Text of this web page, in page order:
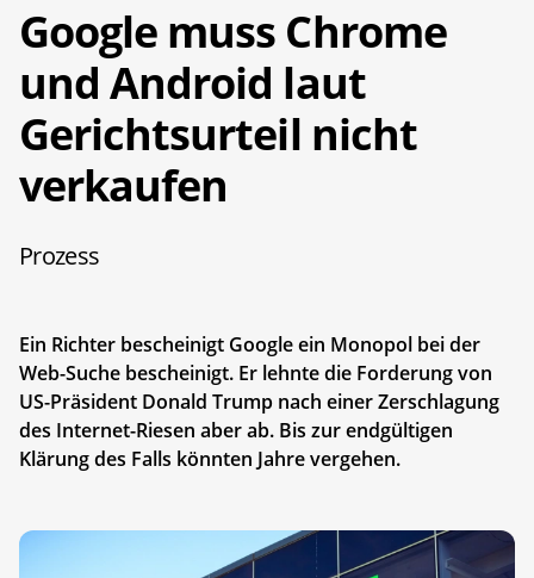
Google muss Chrome
und Android laut
Gerichtsurteil nicht
verkaufen
Prozess
Ein Richter bescheinigt Google ein Monopol bei der
Web-Suche bescheinigt. Er lehnte die Forderung von
US-Präsident Donald Trump nach einer Zerschlagung
des Internet-Riesen aber ab. Bis zur endgültigen
Klärung des Falls könnten Jahre vergehen.